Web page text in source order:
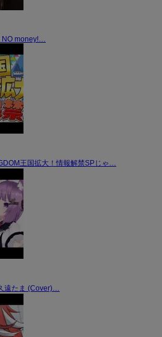
NO money!…
王国拡大！情報解禁SPじゃ…
遠たま (Cover)…